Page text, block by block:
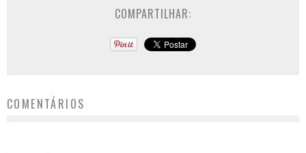
COMPARTILHAR:
COMENTÁRIOS